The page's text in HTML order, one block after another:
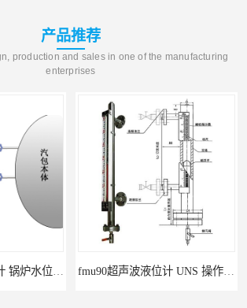
产品推荐
production and sales in one of the manufacturing
enterprises